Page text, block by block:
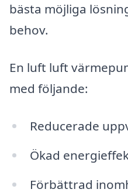
bästa möjliga
behov.
En luft luft
med följande:
Reducerade
Ökad
Förbättrad